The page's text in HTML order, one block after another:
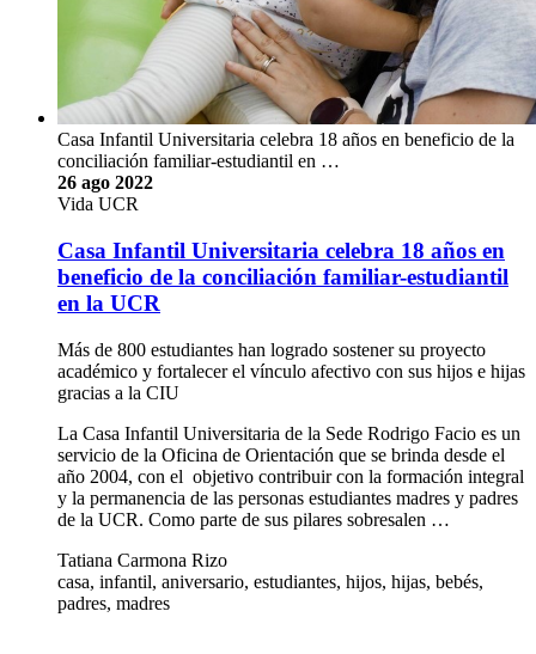
Casa Infantil Universitaria celebra 18 años en beneficio de la
conciliación familiar-estudiantil en …
26 ago 2022
Vida UCR
Casa Infantil Universitaria celebra 18 años en
beneficio de la conciliación familiar-estudiantil
en la UCR
Más de 800 estudiantes han logrado sostener su proyecto
académico y fortalecer el vínculo afectivo con sus hijos e hijas
gracias a la CIU
La Casa Infantil Universitaria de la Sede Rodrigo Facio es un
servicio de la Oficina de Orientación que se brinda desde el
año 2004, con el objetivo contribuir con la formación integral
y la permanencia de las personas estudiantes madres y padres
de la UCR. Como parte de sus pilares sobresalen …
Tatiana Carmona Rizo
casa, infantil, aniversario, estudiantes, hijos, hijas, bebés,
padres, madres